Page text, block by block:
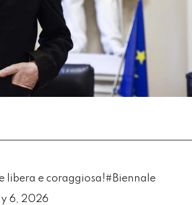
libera e coraggiosa!#Biennale
6, 2026